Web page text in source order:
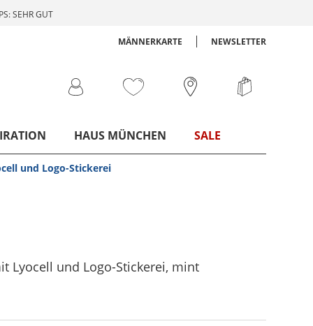
SEHR GUT
MÄNNERKARTE NEWSLETTER
HAUS MÜNCHEN SALE
und Logo-Stickerei
Lyocell und Logo-Stickerei, mint